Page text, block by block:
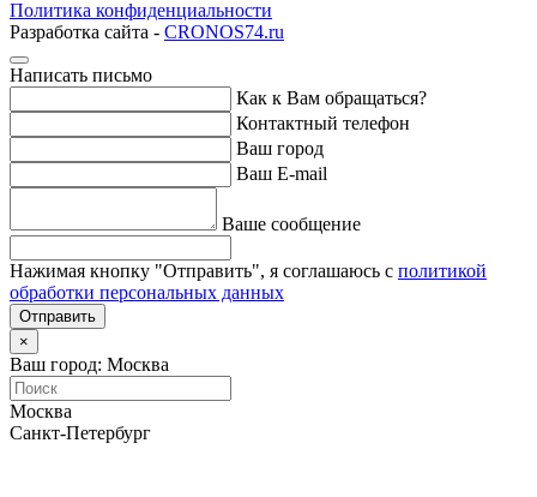
Политика конфиденциальности
Разработка сайта - CRONOS74.ru
Написать письмо
Как к Вам обращаться?
Контактный телефон
Ваш город
Ваш E-mail
Ваше сообщение
Нажимая кнопку "Отправить", я соглашаюсь с политикой
обработки персональных данных
Отправить
×
Ваш город: Москва
Москва
Санкт-Петербург